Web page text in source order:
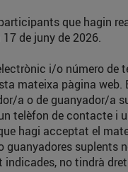
que hagin
de juny de 2026.
i/o número
pàgina web.
a o de guanyador/a
telèfon de contacte
hagi acceptat el
no tindrà